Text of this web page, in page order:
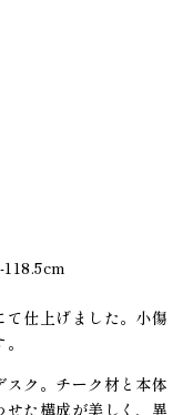
仕上げました。小傷
スク。チーク材と本体
た構成が美しく、異